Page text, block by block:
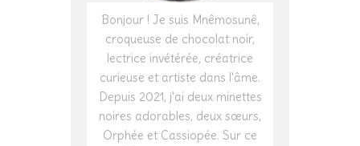
Bonjour ! Je suis Mnêmosunê,
croqueuse de chocolat noir,
lectrice invétérée, créatrice
curieuse et artiste dans l'âme.
Depuis 2021, j'ai deux minettes
noires adorables, deux sœurs,
Orphée et Cassiopée. Sur ce